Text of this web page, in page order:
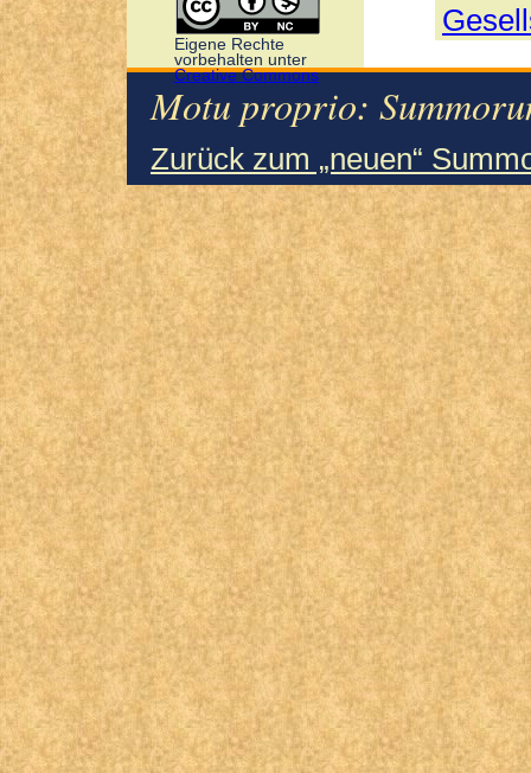
Motu proprio:
Eigene Rechte
vorbehalten unter
Creative Commons
Zurück zum „neuen“